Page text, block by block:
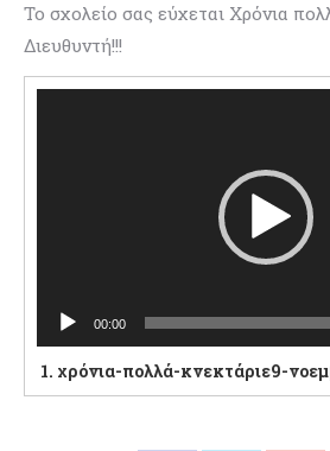
Το σχολείο σας εύχεται Χρόνια
Διευθυντή!!!
00:00
1. χρόνια-πολλά-κνεκτάριε9-